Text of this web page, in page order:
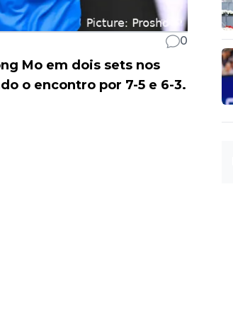
0
Mo em dois sets nos
o encontro por 7-5 e 6-3.